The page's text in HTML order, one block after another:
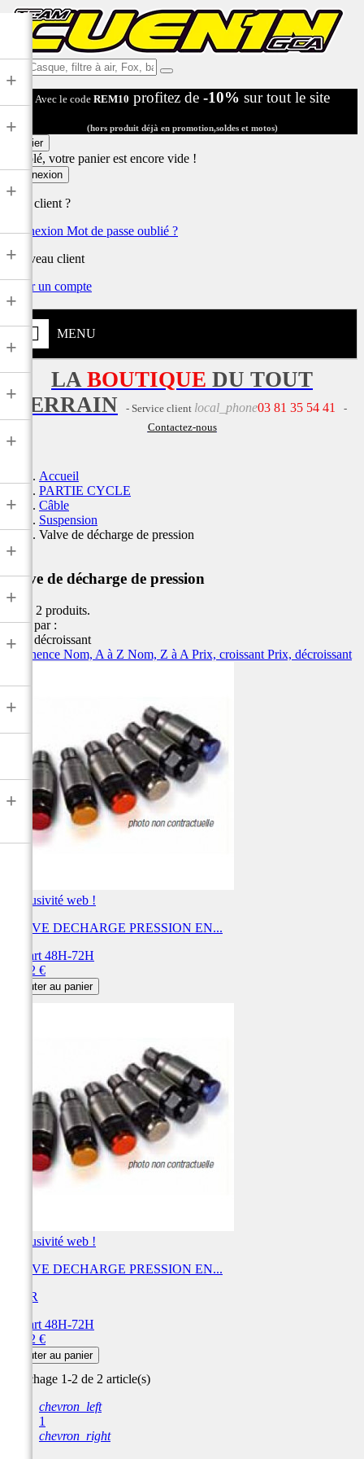
Ex:
Casque,
filtre
air,
Fox,
...
Avec le code REM10 profitez de -10% sur tout le site
(hors produit déjà en promotion,soldes et motos)
Panier
Désolé, votre panier est encore vide !
Connexion
Déjà client ?
Connexion Mot de passe oublié ?
Nouveau client
Créer un compte
MENU
+
+
+
+
+
+
+
+
+
+
+
+
+
+
LA BOUTIQUE DU TOUT
TERRAIN
- Service client local_phone03 81 35 54 41
-
Contactez-nous
Accueil
PARTIE CYCLE
Câble
Suspension
Valve de décharge de pression
Valve de décharge de pression
Il y a 2 produits.
Trier par :
Prix, décroissant
Pertinence Nom, A à Z Nom, Z à A Prix, croissant Prix, décroissant
Exclusivité web !
VALVE DECHARGE PRESSION EN...
Départ 48H-72H
20,12 €
Ajouter au panier
Exclusivité web !
VALVE DECHARGE PRESSION EN...
BIHR
Départ 48H-72H
20,12 €
Ajouter au panier
Affichage 1-2 de 2 article(s)
chevron_left
1
chevron_right